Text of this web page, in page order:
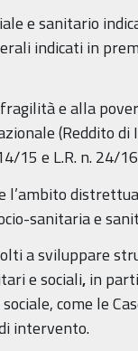
e sanitario
indicati in
e alla
(Reddito
15 e L.R. n. 24/
sanitaria e
a sviluppare
e sociali,in
come le
intervento.